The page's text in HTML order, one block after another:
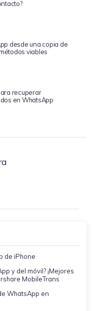
desde una copia de
viables
recuperar
en WhatsApp
de iPhone
y del móvil? ¡Mejores
MobileTrans
WhatsApp en